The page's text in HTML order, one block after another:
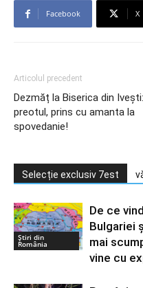
Facebook X
Articolul precedent
Dezmăț la Biserica din Ivești:
preotul, prins cu amanta la
spovedanie!
Selecție exclusiv 7est
Știri din
România
De ce
Bulgariei
mai
vine cu